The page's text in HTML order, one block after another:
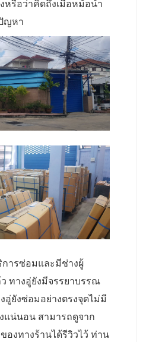
หรือว่าคิดถึงเมื่อหม้อน้ำ
ญหา
ารซ่อมและมีช่างผู้
ทางอู่ยังมีจรรยาบรรณ
ยังซ่อมอย่างตรงจุดไม่มี
แน่นอน สามารถดูจาก
องทางร้านได้รีวิวไว้ ท่าน